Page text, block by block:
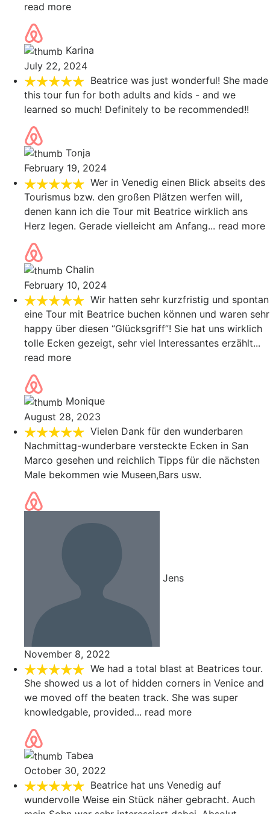
read more
Karina
July 22, 2024
Beatrice was just wonderful! She made
this tour fun for both adults and kids - and we
learned so much! Definitely to be recommended!!
Tonja
February 19, 2024
Wer in Venedig einen Blick abseits des
Tourismus bzw. den großen Plätzen werfen will,
denen kann ich die Tour mit Beatrice wirklich ans
Herz legen. Gerade vielleicht am Anfang... read more
Chalin
February 10, 2024
Wir hatten sehr kurzfristig und spontan
eine Tour mit Beatrice buchen können und waren sehr
happy über diesen “Glücksgriff”! Sie hat uns wirklich
tolle Ecken gezeigt, sehr viel Interessantes erzählt...
read more
Monique
August 28, 2023
Vielen Dank für den wunderbaren
Nachmittag-wunderbare versteckte Ecken in San
Marco gesehen und reichlich Tipps für die nächsten
Male bekommen wie Museen,Bars usw.
Jens
November 8, 2022
We had a total blast at Beatrices tour.
She showed us a lot of hidden corners in Venice and
we moved off the beaten track. She was super
knowledgable, provided... read more
Tabea
October 30, 2022
Beatrice hat uns Venedig auf
wundervolle Weise ein Stück näher gebracht. Auch